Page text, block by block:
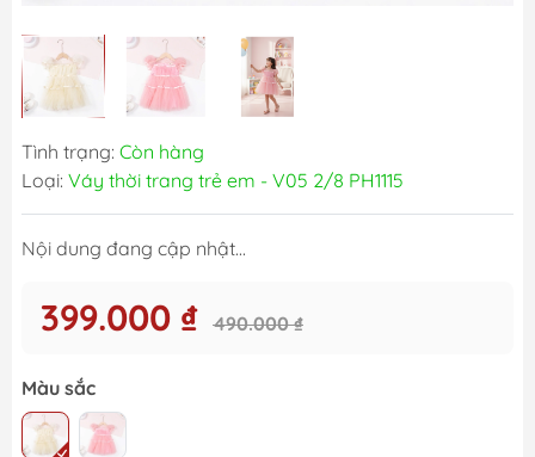
Tình trạng: Còn hàng
Loại: Váy thời trang trẻ em - V05 2/8 PH1115
Nội dung đang cập nhật...
399.000 ₫ 490.000 ₫
Màu sắc